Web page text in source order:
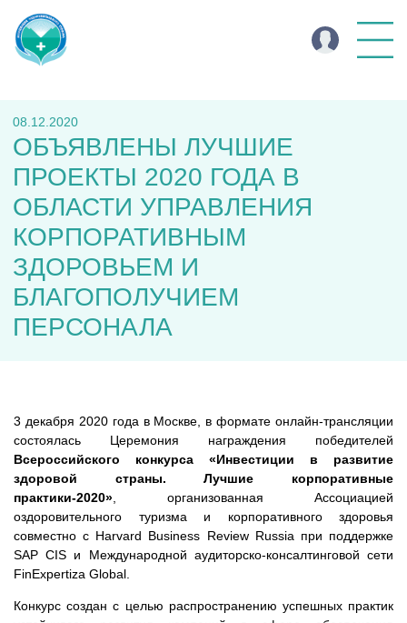
08.12.2020
ОБЪЯВЛЕНЫ ЛУЧШИЕ
ПРОЕКТЫ 2020 ГОДА В
ОБЛАСТИ УПРАВЛЕНИЯ
КОРПОРАТИВНЫМ
ЗДОРОВЬЕМ И
БЛАГОПОЛУЧИЕМ
ПЕРСОНАЛА
3 декабря 2020 года в Москве, в формате онлайн-трансляции
состоялась Церемония награждения победителей
Всероссийского конкурса «Инвестиции в развитие
здоровой страны. Лучшие корпоративные
практики-2020» , организованная Ассоциацией
оздоровительного туризма и корпоративного здоровья
совместно с Harvard Business Review Russia при поддержке
SAP CIS и Международной аудиторско-консалтинговой сети
FinExpertiza Global.
Конкурс создан с целью распространению успешных практик